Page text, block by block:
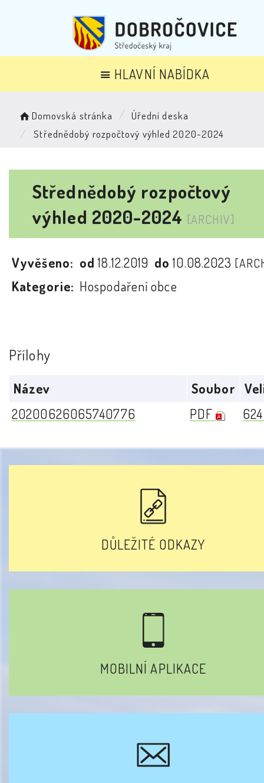
HLAVNÍ NABÍDKA
Domovská stránka
Úřední deska
Střednědobý rozpočtový výhled 2020-2024
Střednědobý rozpočtový
výhled 2020-2024 [ARCHIV]
Vyvěšeno: od18.12.2019 do10.08.2023
Kategorie: Hospodaření obce
Přílohy
Název Soubor
20200626065740776
PDF
DŮLEŽITÉ ODKAZY
MOBILNÍ APLIKACE